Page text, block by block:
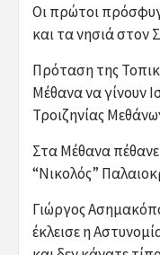
Οι πρώτοι
και τα νησιά στον
Πρόταση της
Μέθανα να γίνουν
Τροιζηνίας
Στα Μέθανα
“Νικολός”
Γιώργος
έκλεισε η